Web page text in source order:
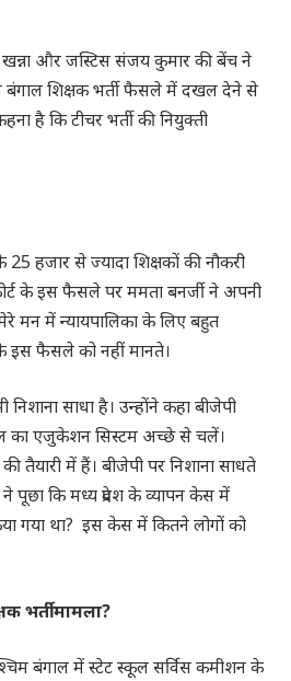
और जस्टिस संजय कुमार की बेंच ने
बंगाल शिक्षक भर्ती फैसले में दखल देने से
है कि टीचर भर्ती की नियुक्ती
25 हजार से ज्यादा शिक्षकों की नौकरी
के इस फैसले पर ममता बनर्जी ने अपनी
‘मेरे मन में न्यायपालिका के लिए बहुत
इस फैसले को नहीं मानते।
निशाना साधा है। उन्होंने कहा बीजेपी
का एजुकेशन सिस्टम अच्छे से चलें।
तैयारी में हैं। बीजेपी पर निशाना साधते
पूछा कि मध्य प्रदेश के व्यापन केस में
गया था? इस केस में कितने लोगों को
भर्ती मामला?
बंगाल में स्टेट स्कूल सर्विस कमीशन के